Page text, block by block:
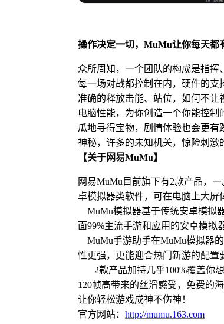
操作决定一切， MuMu让你每天
众所周知，一个团队的构成是指挥
每一场对战都控制在内，硬件的支
准确的释放击能、站位，如何不让
电脑性能，为你创造一个你能控
瓜地寻得宝物，剧情体验也会更
神秘，许多的未知机关，惊险刺
【关于网易MuMu】
网易MuMu目前旗下有2款产品，
卓模拟器类软件，可在电脑上大屏
MuMu模拟器基于传统安卓模拟
面99%主流手游和应用的安卓模拟
MuMu手游助手在MuMu模拟器
性更强，更能迎合热门新游的配置
2款产品加持几乎100%覆盖你想
120帧高带来的丝滑感受，免费的
让你轻松游戏成神不伤神！
官方网站： http://mumu.163.com